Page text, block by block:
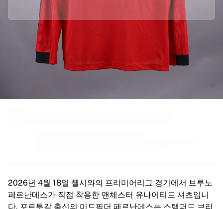
Manchester United의 공식 파트너입니다
정품임을 보장하기 위해 이 상품을 Manchester United에서 직접 수집하였
2026년 4월 18일 첼시와의 프리미어리그 경기에서 브루노
페르난데스가 직접 착용한 맨체스터 유나이티드 셔츠입니
다. 포르투갈 출신의 미드필더 페르난데스는 스탬퍼드 브리